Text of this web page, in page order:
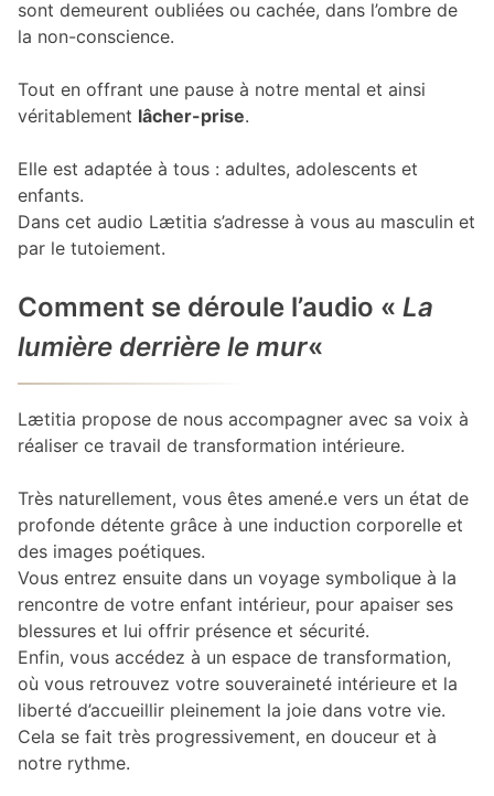
sont demeurent oubliées ou cachée, dans l’ombre de
la non-conscience.
Tout en offrant une pause à notre mental et ainsi
véritablement lâcher-prise.
Elle est adaptée à tous : adultes, adolescents et
enfants.
Dans cet audio Lætitia s’adresse à vous au masculin et
par le tutoiement.
Comment se déroule l’audio « La
lumière derrière le mur«
Lætitia propose de nous accompagner avec sa voix à
réaliser ce travail de transformation intérieure.
Très naturellement, vous êtes amené.e vers un état de
profonde détente grâce à une induction corporelle et
des images poétiques.
Vous entrez ensuite dans un voyage symbolique à la
rencontre de votre enfant intérieur, pour apaiser ses
blessures et lui offrir présence et sécurité.
Enfin, vous accédez à un espace de transformation,
où vous retrouvez votre souveraineté intérieure et la
liberté d’accueillir pleinement la joie dans votre vie.
Cela se fait très progressivement, en douceur et à
notre rythme.